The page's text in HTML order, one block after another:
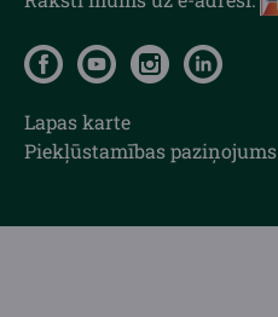
Lapas karte
Piekļūstamības paziņojums